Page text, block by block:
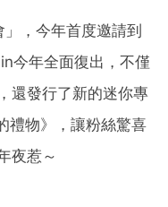
，今年首度邀請到
今年全面復出，不僅
還發行了新的迷你專
禮物》，讓粉絲驚喜
夜惹～